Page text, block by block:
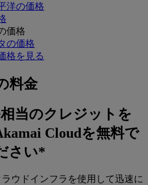
洋の価格
価格
の価格
格を見る
料金
当のクレジットを
Cloudを無料で
さい*
ウドインフラを使用して迅速に